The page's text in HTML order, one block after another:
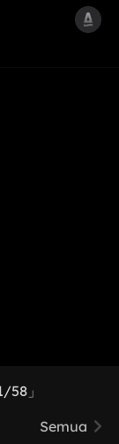
58」
Semua